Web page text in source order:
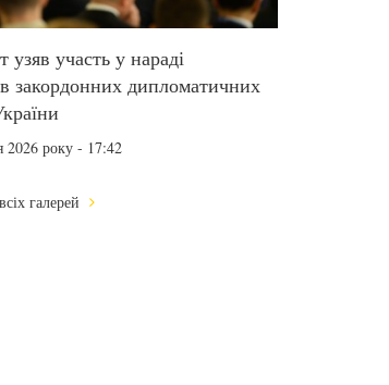
узяв участь у нараді
закордонних дипломатичних
2026 року - 17:42
галерей